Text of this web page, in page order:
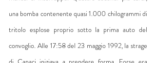
una bomba contenente quasi 1.000 chilogrammi di
tritolo esplose proprio sotto la prima auto del
convoglio. Alle 17:58 del 23 maggio 1992, la strage